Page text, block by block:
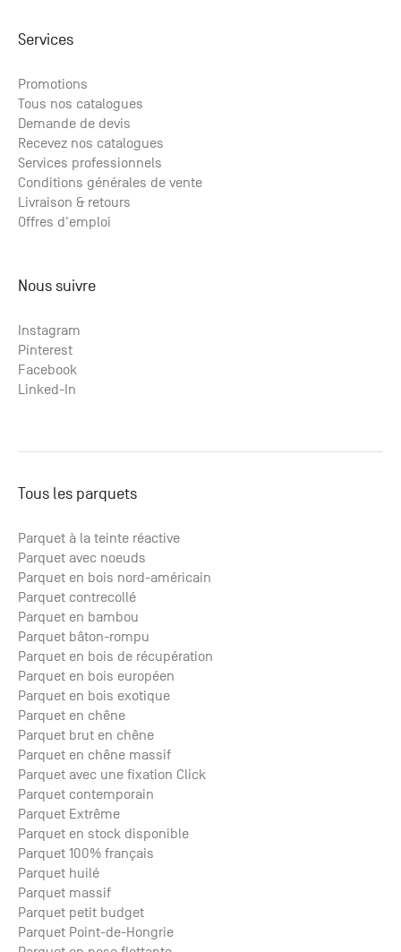
Services
Promotions
Tous nos catalogues
Demande de devis
Recevez nos catalogues
Services professionnels
Conditions générales de vente
Livraison & retours
Offres d'emploi
Nous suivre
Instagram
Pinterest
Facebook
Linked-In
Tous les parquets
Parquet à la teinte réactive
Parquet avec noeuds
Parquet en bois nord-américain
Parquet contrecollé
Parquet en bambou
Parquet bâton-rompu
Parquet en bois de récupération
Parquet en bois européen
Parquet en bois exotique
Parquet en chêne
Parquet brut en chêne
Parquet en chêne massif
Parquet avec une fixation Click
Parquet contemporain
Parquet Extrême
Parquet en stock disponible
Parquet 100% français
Parquet huilé
Parquet massif
Parquet petit budget
Parquet Point-de-Hongrie